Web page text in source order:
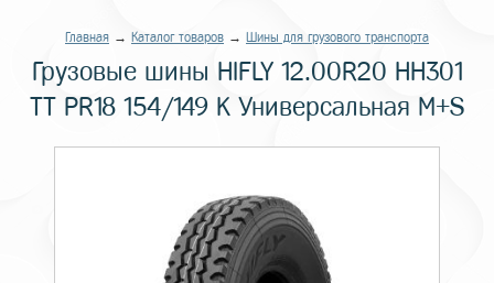
Главная → Каталог товаров → Шины для грузового транспорта
Грузовые шины HIFLY 12.00R20 HH301
TT PR18 154/149 K Универсальная M+S